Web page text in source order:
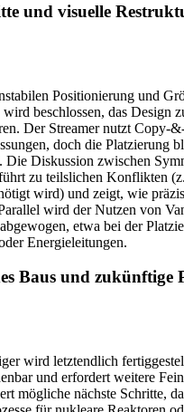
und visuelle
Positionierung und
beschlossen, das Design
Der Streamer nutzt Copy-
doch die Platzierung
Die Diskussion zwischen
zu teilslichen Konflikten
wird) und zeigt, wie
wird der Nutzen von
etwa bei der
Energieleitungen.
Baus und zukünftige
wird letztendlich
und erfordert weitere
mögliche nächste Schritte,